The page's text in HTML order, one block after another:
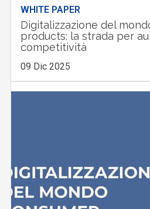
WHITE PAPER
Digitalizzazione del
products: la strada per
competitività
09 Dic 2025